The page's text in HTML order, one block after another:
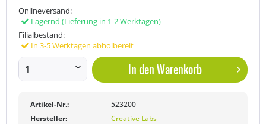
Onlineversand:
Lagernd (Lieferung in 1-2 Werktagen)
Filialbestand:
In 3-5 Werktagen abholbereit
In denWarenkorb
Artikel-Nr.:
523200
Hersteller:
Creative Labs